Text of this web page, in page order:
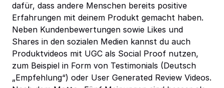
dafür, dass andere Menschen bereits positive
Erfahrungen mit deinem Produkt gemacht haben.
Neben Kundenbewertungen sowie Likes und
Shares in den sozialen Medien kannst du auch
Produktvideos mit UGC als Social Proof nutzen,
zum Beispiel in Form von Testimonials (Deutsch
„Empfehlung“) oder User Generated Review Videos.